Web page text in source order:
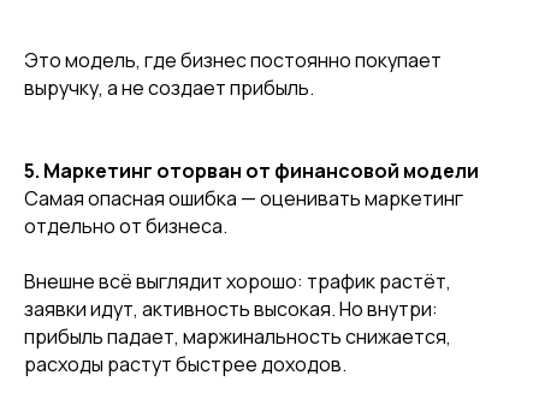
Это модель, где бизнес постоянно покупает
выручку, а не создает прибыль.
5. Маркетинг оторван от финансовой модели
Самая опасная ошибка — оценивать маркетинг
отдельно от бизнеса.
Внешне всё выглядит хорошо: трафик растёт,
заявки идут, активность высокая. Но внутри:
прибыль падает, маржинальность снижается,
расходы растут быстрее доходов.